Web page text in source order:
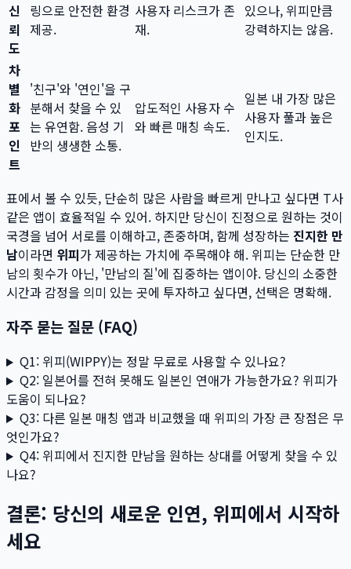
신
뢰
도
링으로 안전한 환경
제공.
사용자 리스크가 존
재.
있으나, 위피만큼
강력하지는 않음.
차
별
화
포
인
트
'친구'와 '연인'을 구
분해서 찾을 수 있
는 유연함. 음성 기
반의 생생한 소통.
압도적인 사용자 수
와 빠른 매칭 속도.
일본 내 가장 많은
사용자 풀과 높은
인지도.
표에서 볼 수 있듯, 단순히 많은 사람을 빠르게 만나고 싶다면 T사
같은 앱이 효율적일 수 있어. 하지만 당신이 진정으로 원하는 것이
국경을 넘어 서로를 이해하고, 존중하며, 함께 성장하는 진지한 만
남이라면 위피가 제공하는 가치에 주목해야 해. 위피는 단순한 만
남의 횟수가 아닌, '만남의 질'에 집중하는 앱이야. 당신의 소중한
시간과 감정을 의미 있는 곳에 투자하고 싶다면, 선택은 명확해.
자주 묻는 질문 (FAQ)
Q1: 위피(WIPPY)는 정말 무료로 사용할 수 있나요?
Q2: 일본어를 전혀 못해도 일본인 연애가 가능한가요? 위피가
도움이 되나요?
Q3: 다른 일본 매칭 앱과 비교했을 때 위피의 가장 큰 장점은 무
엇인가요?
Q4: 위피에서 진지한 만남을 원하는 상대를 어떻게 찾을 수 있
나요?
결론: 당신의 새로운 인연, 위피에서 시작하
세요